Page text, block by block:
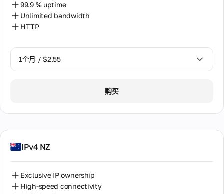
99.9 % uptime
Unlimited bandwidth
HTTP
1个月 / $2.55
购买
IPv4 NZ
Exclusive IP ownership
High-speed connectivity